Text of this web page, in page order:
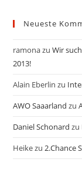
Neueste
ramonazuWir
2013!
Alain Eberlin zu
AWO Saaarland zu
Daniel Schonard zu
Heikezu2.Chance